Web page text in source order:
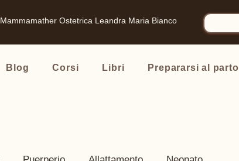
Mammamather Ostetrica Leandra Maria Bianco
Blog Corsi Libri Prepararsi al parto